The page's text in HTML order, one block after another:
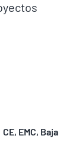
EMC, Baja